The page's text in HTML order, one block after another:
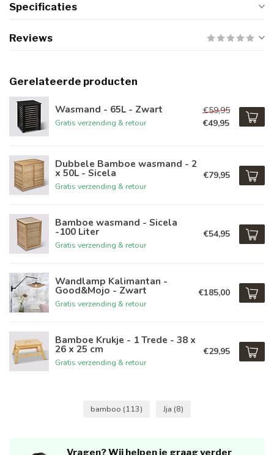
Specificaties
Reviews
Gerelateerde producten
Wasmand - 65L - Zwart
Gratis verzending & retour
€59,95
€49,95
Dubbele Bamboe wasmand - 2
x 50L - Sicela
Gratis verzending & retour
€79,95
Bamboe wasmand - Sicela
-100 Liter
Gratis verzending & retour
€54,95
Wandlamp Kalimantan -
Good&Mojo - Zwart
Gratis verzending & retour
€185,00
Bamboe Krukje - 1 Trede - 38 x
26 x 25 cm
Gratis verzending & retour
€29,95
bamboo (113) Jja (8)
Vragen? Wij helpen je graag verder